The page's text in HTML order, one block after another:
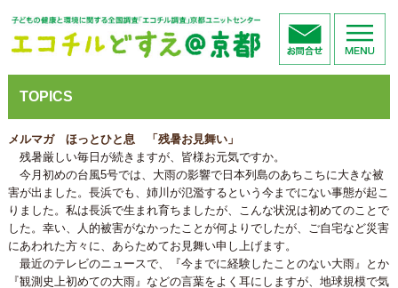
TOPICS
メルマガ ほっとひと息 「残暑お見舞い」
残暑厳しい毎日が続きますが、皆様お元気ですか。
今月初めの台風5号では、大雨の影響で日本列島のあちこちに大きな被
害が出ました。長浜でも、姉川が氾濫するという今までにない事態が起こ
りました。私は長浜で生まれ育ちましたが、こんな状況は初めてのことで
した。幸い、人的被害がなかったことが何よりでしたが、ご自宅など災害
にあわれた方々に、あらためてお見舞い申し上げます。
最近のテレビのニュースで、『今までに経験したことのない大雨』とか
『観測史上初めての大雨』などの言葉をよく耳にしますが、地球規模で気